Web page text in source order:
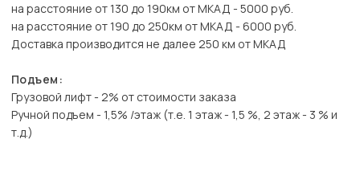
на расстояние от 130 до 190км от МКАД - 5000 руб.
на расстояние от 190 до 250км от МКАД - 6000 руб.
Доставка производится не далее 250 км от МКАД
Подъем:
Грузовой лифт - 2% от стоимости заказа
Ручной подъем - 1,5% /этаж (т.е. 1 этаж - 1,5 %, 2 этаж - 3 % и
т.д.)